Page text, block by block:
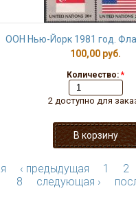
ООН Нью-Йорк 1981 год.
100,00 руб.
Количество: *
2 доступно для
‹ предыдущая 1 2
8
следующая ›